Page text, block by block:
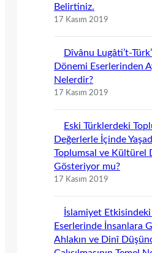
Belirtiniz.
17 Kasım 2019
Dîvânu Lugâti’t-
Dönemi Eserlerinden
Nelerdir?
17 Kasım 2019
Eski Türklerdeki
Değerlerle İçinde
Toplumsal ve Kültürel
Gösteriyor mu?
17 Kasım 2019
İslamiyet Etkisindeki
Eserlerinde İnsanlara
Ahlakın ve Dinî